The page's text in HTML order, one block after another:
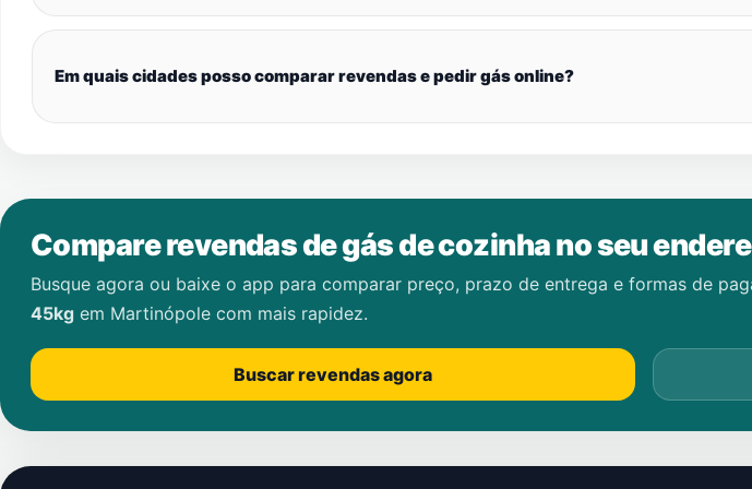
Em quais cidades posso comparar revendas e pedir gás online?
Compare revendas de gás de cozinha no seu
Busque agora ou baixe o app para comparar preço, prazo de entrega e formas de
45kg em Martinópole com mais rapidez.
Buscar revendas agora